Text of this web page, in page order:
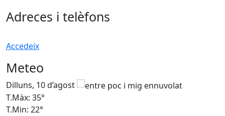
Adreces i telèfons
Accedeix
Meteo
Dilluns, 10 d’agost
T.Màx: 35°
T.Min: 22°